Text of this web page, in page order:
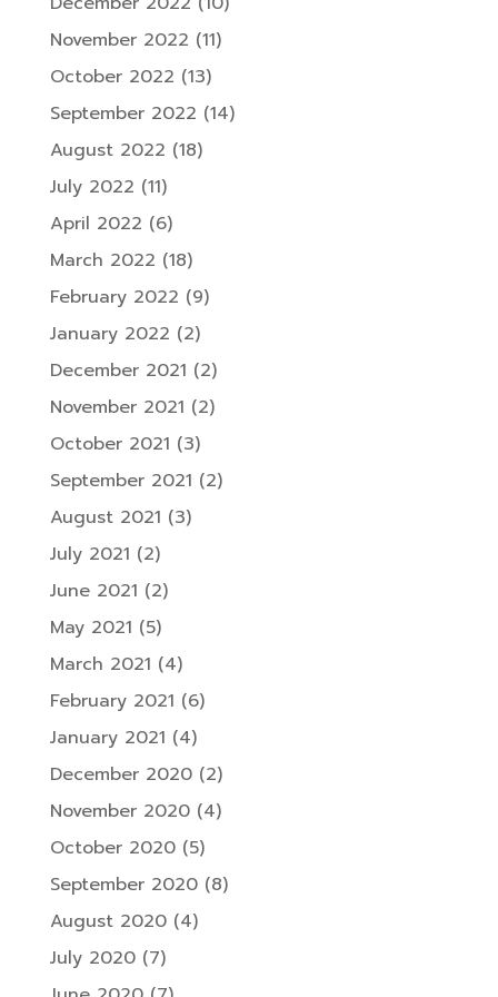
November 2022 (11)
October 2022 (13)
September 2022 (14)
August 2022 (18)
July 2022 (11)
April 2022 (6)
March 2022 (18)
February 2022 (9)
January 2022 (2)
December 2021 (2)
November 2021 (2)
October 2021 (3)
September 2021 (2)
August 2021 (3)
July 2021 (2)
June 2021 (2)
May 2021 (5)
March 2021 (4)
February 2021 (6)
January 2021 (4)
December 2020(2)
November 2020(4)
October 2020(5)
September 2020(8)
August 2020(4)
July 2020(7)